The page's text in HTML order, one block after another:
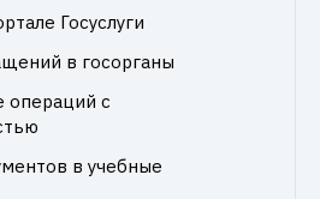
Госуслуги
в госорганы
с
в учебные